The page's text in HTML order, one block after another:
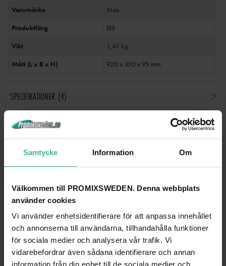
Samtycke Information Om
Välkommen till PROMIXSWEDEN. Denna webbplats
använder cookies
Vi använder enhetsidentifierare för att anpassa innehållet
och annonserna till användarna, tillhandahålla funktioner
för sociala medier och analysera vår trafik. Vi
vidarebefordrar även sådana identifierare och annan
information från din enhet till de sociala medier och
Varumärke
Max
Produktfärg
Blå
Vikt
1,41 kg
Mått (L x B x H)
920 x 350 x 95 mm
SPECIFIKATIONER 4
ANDRA TITTADE PÅ